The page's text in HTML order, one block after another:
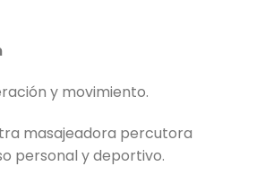
y movimiento.
masajeadora percutora
personal y deportivo.